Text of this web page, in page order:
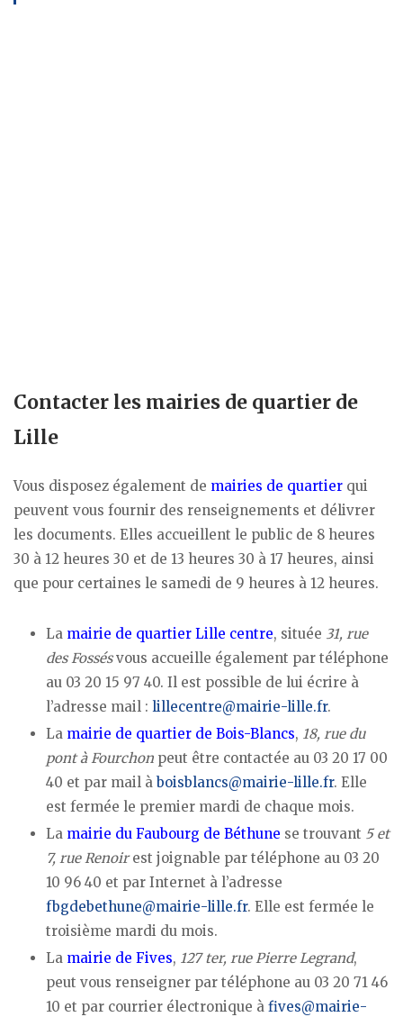
Contacter les mairies de quartier de
Lille
Vous disposez également de mairies de quartier qui
peuvent vous fournir des renseignements et délivrer
les documents. Elles accueillent le public de 8 heures
30 à 12 heures 30 et de 13 heures 30 à 17 heures, ainsi
que pour certaines le samedi de 9 heures à 12 heures.
La mairie de quartier Lille centre, située 31, rue
des Fossésvous accueille également par téléphone
au 03 20 15 97 40. Il est possible de lui écrire à
l’adresse mail : lillecentre@mairie-lille.fr.
La mairie de quartier de Bois-Blancs, 18, rue du
pont à Fourchon peut être contactée au 03 20 17 00
40 et par mail à boisblancs@mairie-lille.fr. Elle
est fermée le premier mardi de chaque mois.
La mairie du Faubourg de Béthune se trouvant 5 et
7, rue Renoirest joignable par téléphone au 03 20
10 96 40 et par Internet à l’adresse
fbgdebethune@mairie-lille.fr. Elle est fermée le
troisième mardi du mois.
La mairie de Fives, 127 ter, rue Pierre Legrand,
peut vous renseigner par téléphone au 03 20 71 46
10 et par courrier électronique à fives@mairie-